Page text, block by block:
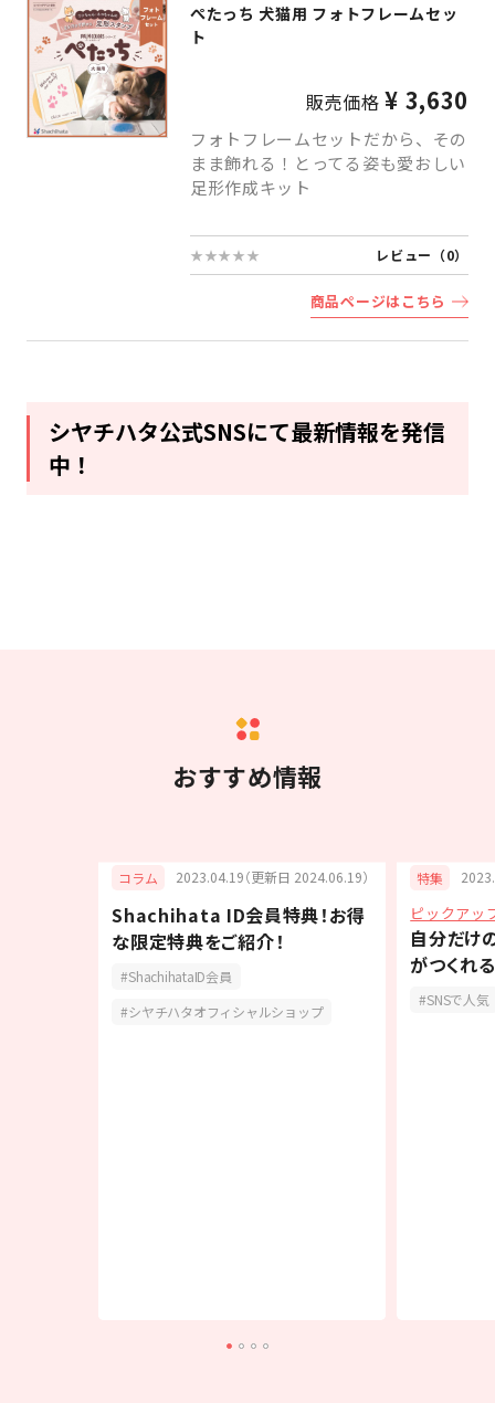
ぺたっち 犬猫用 フォトフレームセッ
ト
販売価格¥ 3,630
フォトフレームセットだから、その
まま飾れる！とってる姿も愛おしい
足形作成キット
★★★★★ レビュー（0）
商品ページはこちら
シヤチハタ公式SNSにて最新情報を発信
中！
おすすめ情報
コラム 2023.04.19（更新日 2024.06.19）
Shachihata ID会員特典！お得
な限定特典をご紹介！
ShachihataID会員
シヤチハタオフィシャルショップ
特集
ピックアッ
自分だけ
がつくれ
「OSMO(
SNSで人気